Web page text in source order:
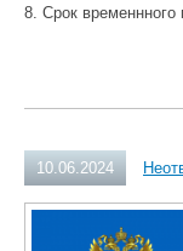
8. Срок временнного
10.06.2024